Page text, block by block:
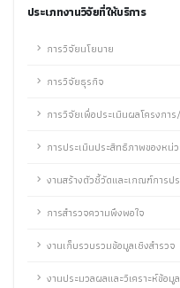
ประเภทงานวิจัยที่ให้บริการ
การวิจัยนโยบาย
การวิจัยธุรกิจ
การวิจัยเพื่อประเมินผลโครงกา
การประเมินประสิทธิภาพของหน่
งานสร้างตัวชี้วัดและเกณฑ์การป
การสำรวจความพึงพอใจ
งานเก็บรวบรวมข้อมูลเชิงสำรวจ
งานประมวลผลและวิเคราะห์ข้อมูล